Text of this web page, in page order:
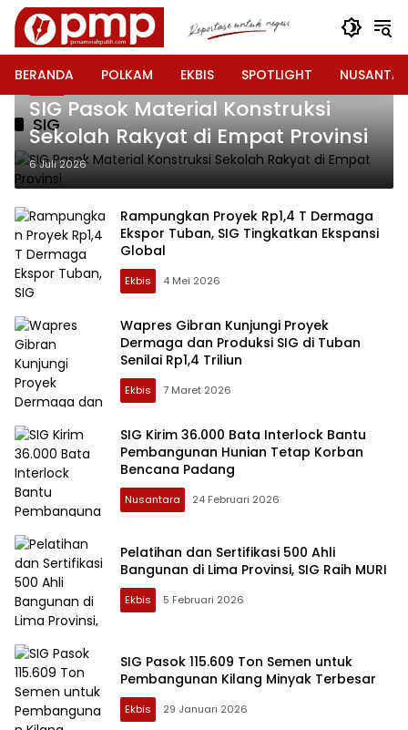
Langsung
konten
BERANDA
POLKAM EKBIS SPOTLIGHT
SIG
Ekbis
SIG Pasok Material Konstruksi
Sekolah Rakyat di Empat Provinsi
6 Juli 2026
Rampungkan Proyek Rp1,4 T Dermaga
Ekspor Tuban, SIG Tingkatkan Ekspansi
Global
Ekbis 4 Mei 2026
Wapres Gibran Kunjungi Proyek
Dermaga dan Produksi SIG di Tuban
Senilai Rp1,4 Triliun
Ekbis 7 Maret 2026
SIG Kirim 36.000 Bata Interlock Bantu
Pembangunan Hunian Tetap Korban
Bencana Padang
Nusantara 24 Februari 2026
Pelatihan dan Sertifikasi 500 Ahli
Bangunan di Lima Provinsi, SIG Raih MURI
Ekbis 5 Februari 2026
SIG Pasok 115.609 Ton Semen untuk
Pembangunan Kilang Minyak Terbesar
Ekbis 29 Januari 2026